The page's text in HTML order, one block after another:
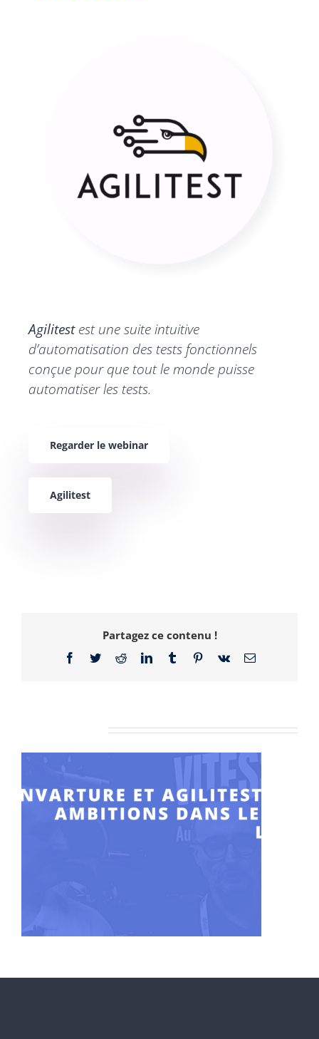
Agilitestest une suite intuitive
d’automatisation des tests fonctionnels
conçue pour que tout le monde puisse
automatiser les tests.
Regarder le webinar
Agilitest
Partagez ce contenu !